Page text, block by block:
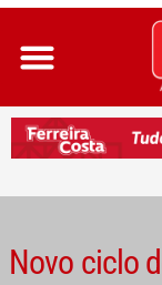
Ir
para
conteúdo
Novo ciclo